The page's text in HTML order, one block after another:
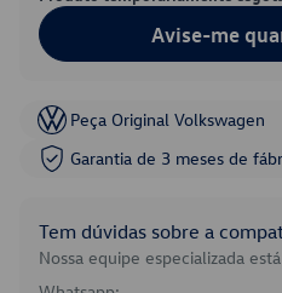
Avise-me
Peça Original Volkswagen
Garantia de 3 meses de
Tem dúvidas sobre a
Nossa equipe especializada